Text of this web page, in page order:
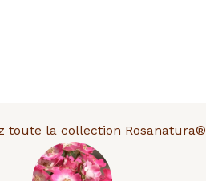
toute la collection Rosanatura®